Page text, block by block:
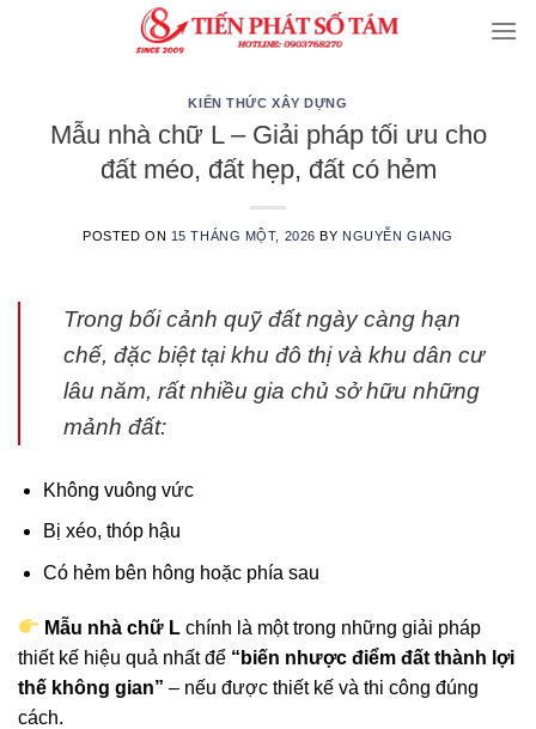
KIẾN THỨC XÂY DỰNG
Mẫu nhà chữ L – Giải pháp tối ưu cho
đất méo, đất hẹp, đất có hẻm
POSTED ON 15 THÁNG MỘT, 2026 BY NGUYỄN GIANG
Trong bối cảnh quỹ đất ngày càng hạn
chế, đặc biệt tại khu đô thị và khu dân cư
lâu năm, rất nhiều gia chủ sở hữu những
mảnh đất:
Không vuông vức
Bị xéo, thóp hậu
Có hẻm bên hông hoặc phía sau
Mẫu nhà chữ L chính là một trong những giải pháp
thiết kế hiệu quả nhất để “biến nhược điểm đất thành lợi
thế không gian” – nếu được thiết kế và thi công đúng
cách.